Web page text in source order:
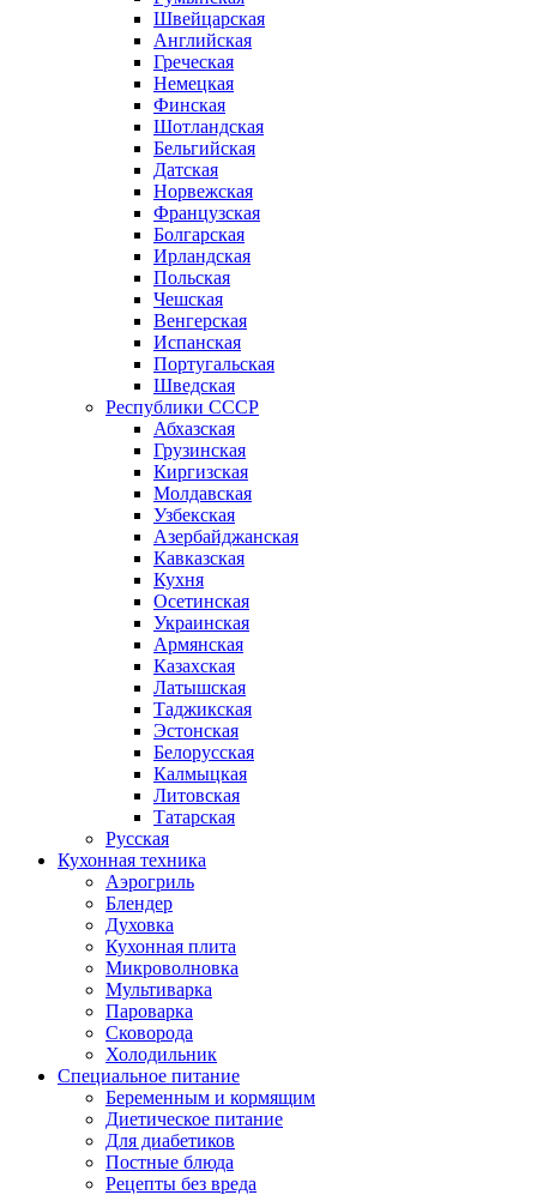
Швейцарская
Английская
Греческая
Немецкая
Финская
Шотландская
Бельгийская
Датская
Норвежская
Французская
Болгарская
Ирландская
Польская
Чешская
Венгерская
Испанская
Португальская
Шведская
Республики СССР
Абхазская
Грузинская
Киргизская
Молдавская
Узбекская
Азербайджанская
Кавказская
Кухня
Осетинская
Украинская
Армянская
Казахская
Латышская
Таджикская
Эстонская
Белорусская
Калмыцкая
Литовская
Татарская
Русская
Кухонная техника
Аэрогриль
Блендер
Духовка
Кухонная плита
Микроволновка
Мультиварка
Пароварка
Сковорода
Холодильник
Специальное питание
Беременным и кормящим
Диетическое питание
Для диабетиков
Постные блюда
Рецепты без вреда